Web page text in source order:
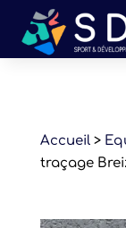
Accueil>
traçage